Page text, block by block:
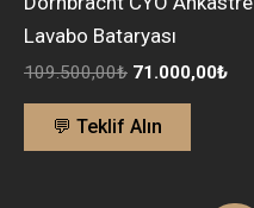
Lavabo Bataryası
109.500,00₺ 71.000,00₺
💬 Teklif Alın